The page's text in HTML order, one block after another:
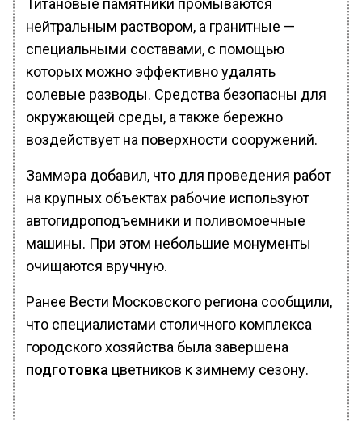
Титановые памятники промываются
нейтральным раствором, а гранитные —
специальными составами, с помощью
которых можно эффективно удалять
солевые разводы. Средства безопасны для
окружающей среды, а также бережно
воздействует на поверхности сооружений.
Заммэра добавил, что для проведения работ
на крупных объектах рабочие используют
автогидроподъемники и поливомоечные
машины. При этом небольшие монументы
очищаются вручную.
Ранее Вести Московского региона сообщили,
что специалистами столичного комплекса
городского хозяйства была завершена
подготовка цветников к зимнему сезону.